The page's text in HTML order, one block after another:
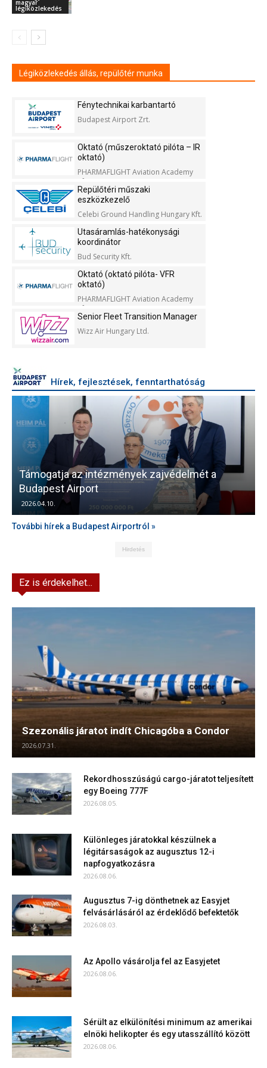
magyar
légiközlekedés
Légiközlekedés állás, repülőtér munka
Fénytechnikai karbantartó
Budapest Airport Zrt.
Oktató (műszeroktató pilóta – IR
oktató)
PHARMAFLIGHT Aviation Academy
Kft.
Repülőtéri műszaki
eszközkezelő
Celebi Ground Handling Hungary Kft.
Utasáramlás-hatékonysági
koordinátor
Bud Security Kft.
Oktató (oktató pilóta- VFR
oktató)
PHARMAFLIGHT Aviation Academy
Kft.
Senior Fleet Transition Manager
Wizz Air Hungary Ltd.
Hírek, fejlesztések, fenntarthatóság
Támogatja az intézmények zajvédelmét a
Budapest Airport
2026.04.10.
További hírek a Budapest Airportról »
Hirdetés
Ez is érdekelhet...
Szezonális járatot indít Chicagóba a Condor
2026.07.31.
Rekordhosszúságú cargo-járatot teljesített
egy Boeing 777F
2026.08.05.
Különleges járatokkal készülnek a
légitársaságok az augusztus 12-i
napfogyatkozásra
2026.08.06.
Augusztus 7-ig dönthetnek az Easyjet
felvásárlásáról az érdeklődő befektetők
2026.08.03.
Az Apollo vásárolja fel az Easyjetet
2026.08.06.
Sérült az elkülönítési minimum az amerikai
elnöki helikopter és egy utasszállító között
2026.08.06.